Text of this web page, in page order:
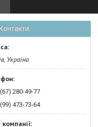
Контакти
Україна
280-49-77
473-73-64